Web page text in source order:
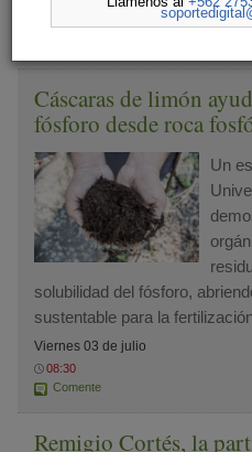
08:30
Cáscaras de limón
fósforo desde roca
Un
solubilidad del fósforo,
sustentable para la
Viernes 03 de julio
08:30
Comente
Remigio Cortés, la